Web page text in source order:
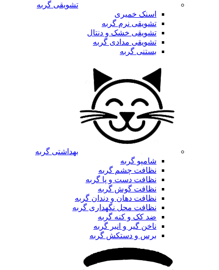
تشویقی گربه
اسنک خمیری
تشویقی نرم گربه
تشویقی خشک و دنتال
تشویقی مدادی گربه
بستنی گربه
بهداشتی گربه
شامپو گربه
نظافت چشم گربه
نظافت دست و پا گربه
نظافت گوش گربه
نظافت دهان و دندان گربه
نظافت محل نگهداری گربه
ضد کک و کنه گربه
ناخن گیر و انبر گربه
برس و دستکش گربه